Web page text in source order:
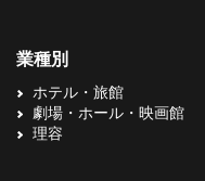
業種別
ホテル・旅館
劇場・ホール・映画館
理容